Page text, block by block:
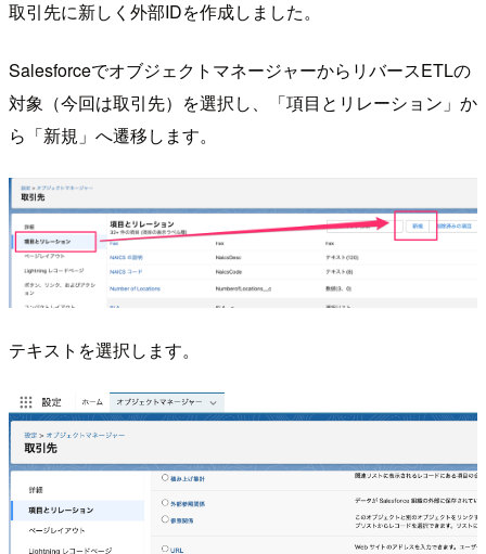
取引先に新しく外部IDを作成しました。
SalesforceでオブジェクトマネージャーからリバースETLの
対象（今回は取引先）を選択し、「項目とリレーション」か
ら「新規」へ遷移します。
テキストを選択します。